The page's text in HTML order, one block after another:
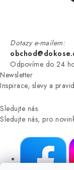
Dotazy e-mailem:
Odpovíme do 24
Newsletter
Inspirace, slevy a
Sledujte nás
Sledujte nás, pro